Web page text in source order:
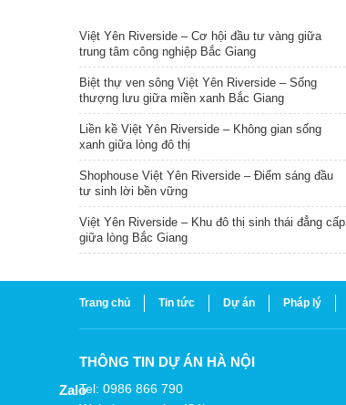
Việt Yên Riverside – Cơ hội đầu tư vàng giữa
trung tâm công nghiệp Bắc Giang
Biệt thự ven sông Việt Yên Riverside – Sống
thượng lưu giữa miền xanh Bắc Giang
Liền kề Việt Yên Riverside – Không gian sống
xanh giữa lòng đô thị
Shophouse Việt Yên Riverside – Điểm sáng đầu
tư sinh lời bền vững
Việt Yên Riverside – Khu đô thị sinh thái đẳng cấp
giữa lòng Bắc Giang
Trang chủ Tin tức Dự án Pháp lý
THÔNG TIN DỰ ÁN HÀ NỘI
Tel: 0986 866 790
Zalo